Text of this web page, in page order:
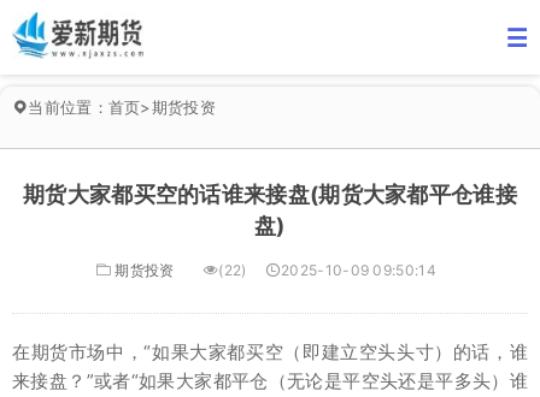
当前位置： 首页>期货投资
期货大家都买空的话谁来接盘(期货大家都平仓谁接
盘)
期货投资 (22) 2025-10-09 09:50:14
在期货市场中，“如果大家都买空（即建立空头头寸）的话，谁
来接盘？”或者“如果大家都平仓（无论是平空头还是平多头）谁